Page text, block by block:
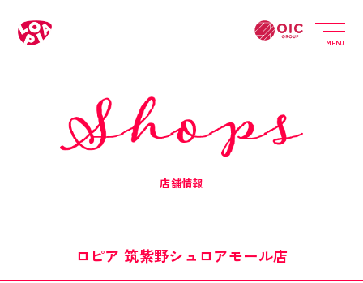
MENU
店舗情報
ロピア 筑紫野シュロアモール店